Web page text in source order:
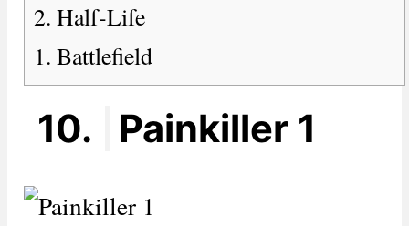
2. Half-Life
1. Battlefield
10. Painkiller 1